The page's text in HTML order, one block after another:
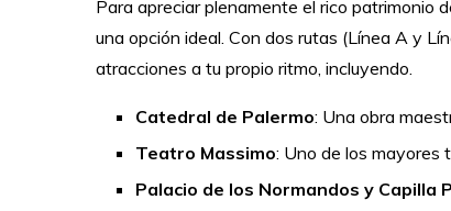
Para apreciar plenamente el rico patrimonio
una opción ideal. Con dos rutas (Línea A y
atracciones a tu propio ritmo, incluyendo.
Catedral de Palermo: Una obra
Teatro Massimo: Uno de los mayores
Palacio de los Normandos y Capilla